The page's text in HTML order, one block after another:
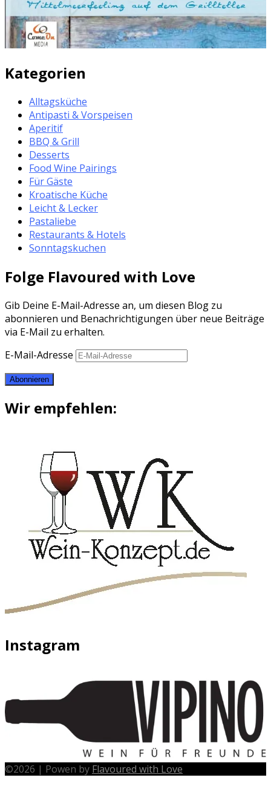
Kategorien
Alltagsküche
Antipasti & Vorspeisen
Aperitif
BBQ & Grill
Desserts
Food Wine Pairings
Für Gäste
Kroatische Küche
Leicht & Lecker
Pastaliebe
Restaurants & Hotels
Sonntagskuchen
Folge Flavoured with Love
Gib Deine E-Mail-Adresse an, um diesen Blog zu
abonnieren und Benachrichtigungen über neue Beiträge
via E-Mail zu erhalten.
E-Mail-Adresse
Abonnieren
Wir empfehlen:
Instagram
©2026 | Powen by Flavoured with Love